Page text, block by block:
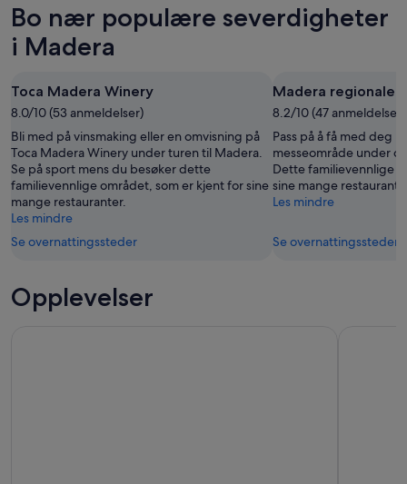
-
6.
aug.
kveld,
6.
aug.
7.
aug.
denne
helgen,
7.
-
9.
aug.
Madera
for
neste
14.
aug.
-
16.
aug.
Bo nær populære severdigheter
i Madera
Toca Madera Winery
8.0/10 (53 anmeldelser)
Bli med på vinsmaking eller en omvisning på
Toca Madera Winery under turen til Madera.
Se på sport mens du besøker dette
familievennlige området, som er kjent for sine
mange restauranter.
Les mindre
Se overnattingssteder
Madera regionale
8.2/10 (47 anmeldelser)
Pass på å få med deg
messeområde under
Dette familievennlige
sine mange
Les mindre
Se overnattingssteder
Opplevelser